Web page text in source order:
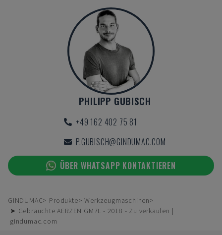
PHILIPP GUBISCH
+49 162 402 75 81
P.GUBISCH@GINDUMAC.COM
ÜBER WHATSAPP KONTAKTIEREN
GINDUMAC Produkte
Werkzeugmaschinen
➤ Gebrauchte AERZEN GM7L - 2018 - Zu verkaufen |
gindumac.com